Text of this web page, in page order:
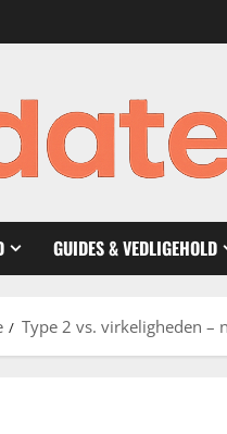
GUIDES & VEDLIGEHOLD
Type 2 vs. virkeligheden –